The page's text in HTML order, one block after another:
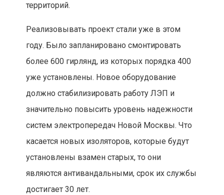
территорий.
Реализовывать проект стали уже в этом
году. Было запланировано смонтировать
более 600 гирлянд, из которых порядка 400
уже установлены. Новое оборудование
должно стабилизировать работу ЛЭП и
значительно повысить уровень надежности
систем электропередач Новой Москвы. Что
касается новых изоляторов, которые будут
установлены взамен старых, то они
являются антивандальными, срок их службы
достигает 30 лет.